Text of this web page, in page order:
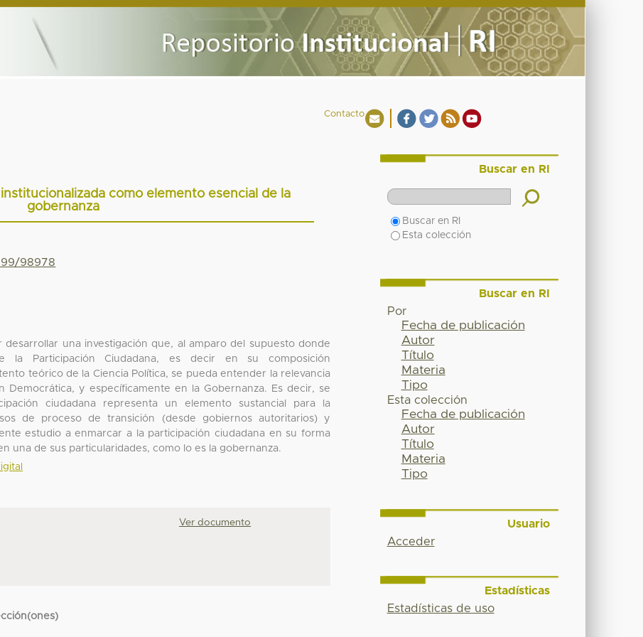
Contacto
como elemento esencial de la
gobernanza
98978
una investigación que, al amparo del supuesto donde
la Participación Ciudadana, es decir en su composición
teórico de la Ciencia Política, se pueda entender la relevancia
Democrática, y específicamente en la Gobernanza. Es decir, se
ciudadana representa un elemento sustancial para la
de proceso de transición (desde gobiernos autoritarios) y
estudio a enmarcar a la participación ciudadana en su forma
una de sus particularidades, como lo es la gobernanza.
Ver documento
Buscar en RI
Buscar en RI
Esta colección
Buscar en RI
Por
Fecha de publicación
Autor
Título
Materia
Tipo
Esta colección
Fecha de publicación
Autor
Título
Materia
Tipo
Usuario
Acceder
Estadísticas
Estadísticas de uso